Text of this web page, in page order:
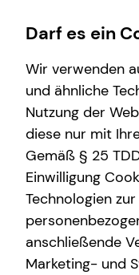
Karriere
Karrierechancen
Ausbildung
Trainee
Praktikum
Wissenswertes
Über tecis
Podcast
teamzukunft
Service
Kundenportal
Finanzberatung
Videoberatung
Spezialisten-
Private
Julian
Divisional
E-Mail
Darf es ein
Wir verwenden
und ähnliche
Nutzung der
diese nur mit
Gemäß § 25
Einwilligung
Technologien
anschließende
Marketing- und